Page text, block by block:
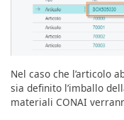
Nel caso che l’articolo
sia definito l’imballo
materiali CONAI